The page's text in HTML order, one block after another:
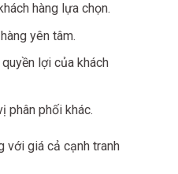
hàng lựa chọn.
yên tâm.
lợi của khách
phân phối khác.
với giá cả cạnh tranh